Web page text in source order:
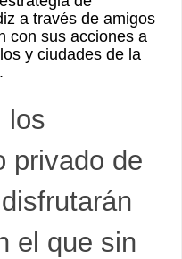
a través de amigos
con sus acciones a
y ciudades de la
los
privado de
el que sin